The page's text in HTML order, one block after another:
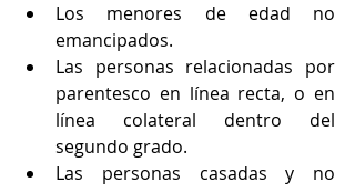
Los menores de edad no
emancipados.
Las personas relacionadas por
parentesco en línea recta, o en
línea colateral dentro del
segundo grado.
Las personas casadas y no